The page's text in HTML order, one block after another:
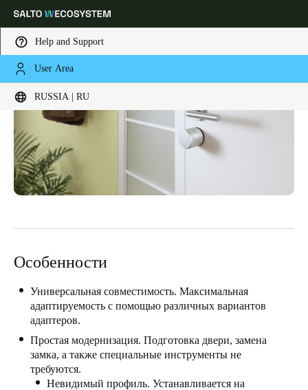
Help and Support
User Area
RUSSIA | RU
Выберите свое местоположение и языковые настройки
Global North America Caribbean -
Russia|Russian
Switzerland
DeutschFrançaisItaliano
United Kingdom
English
Ireland
Особенности
Универсальная совместимость. Максимальная
адаптируемость с помощью различных вариантов
адаптеров.
Простая модернизация. Подготовка двери, замена
замка, а также специальные инструменты не
требуются.
Невидимый профиль. Устанавливается на